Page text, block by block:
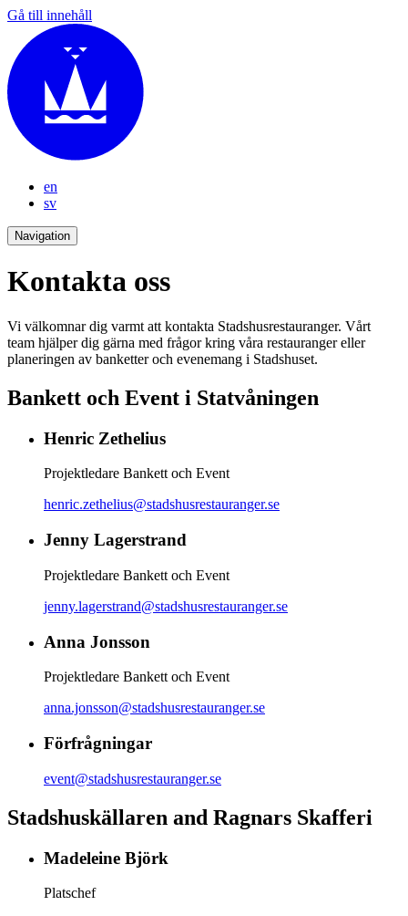
Gå till innehåll
en
sv
Navigation
Kontakta oss
Vi välkomnar dig varmt att kontakta Stadshusrestauranger. Vårt
team hjälper dig gärna med frågor kring våra restauranger eller
planeringen av banketter och evenemang i Stadshuset.
Bankett och Event i Statvåningen
Henric Zethelius
Projektledare Bankett och Event
henric.zethelius@stadshusrestauranger.se
Jenny Lagerstrand
Projektledare Bankett och Event
jenny.lagerstrand@stadshusrestauranger.se
Anna Jonsson
Projektledare Bankett och Event
anna.jonsson@stadshusrestauranger.se
Förfrågningar
event@stadshusrestauranger.se
Stadshuskällaren and Ragnars Skafferi
Madeleine Björk
Platschef